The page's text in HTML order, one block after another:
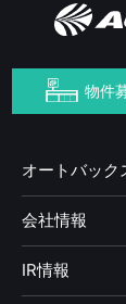
物件
オートバック
会社情報
IR情報